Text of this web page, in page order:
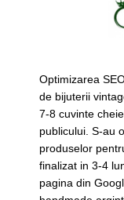
Optimizarea
de bijuterii
7-8 cuvinte
publicului. S-au
produselor
finalizat in 3-4
pagina din